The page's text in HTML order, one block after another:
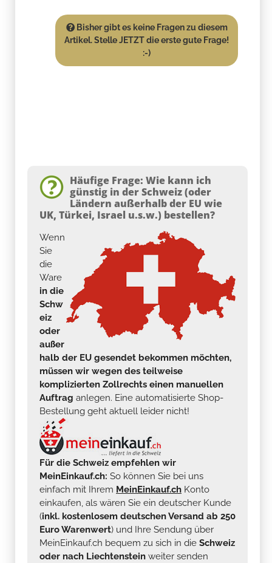
Bisher gibt es keine Fragen zu diesem
Artikel. Stelle JETZT die erste gute Frage!
:-)
Häufige Frage: Wie kann ich
günstig in der Schweiz (oder
Ländern außerhalb der EU wie
UK, Türkei, Israel u.s.w.) bestellen?
Wenn
Sie
die
Ware
in die
Schw
eiz
oder
außer
halb der EU gesendet bekommen möchten,
müssen wir wegen des teilweise
komplizierten Zollrechts einen manuellen
Auftrag anlegen. Eine automatisierte Shop-
Bestellung geht aktuell leider nicht!
Für die Schweiz empfehlen wir
MeinEinkauf.ch: So können Sie bei uns
einfach mit Ihrem MeinEinkauf.ch Konto
einkaufen, als wären Sie ein deutscher Kunde
(inkl. kostenlosem deutschen Versand ab 250
Euro Warenwert) und Ihre Sendung über
MeinEinkauf.ch bequem zu sich in die Schweiz
oder nach Liechtenstein weiter senden